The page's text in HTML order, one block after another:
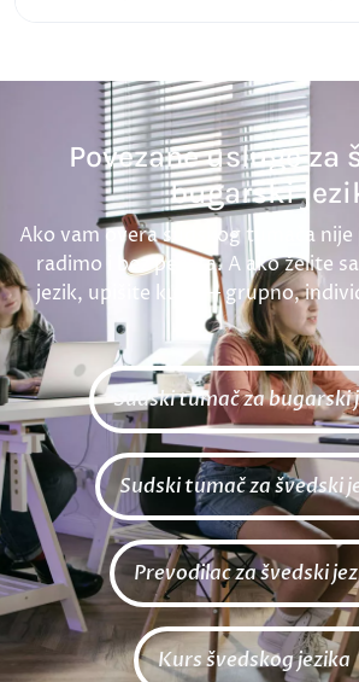
Povezane usluge za
bugarski
Ako vam overa sudskog tumača
radimo i bez pečata. A ako želite
jezik, upišite kurs — grupno,
Sudski tumač za bugarski
Sudski tumač za švedski
Prevodilac za švedski
Kurs švedskog jezika